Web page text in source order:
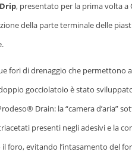
, presentato per la prima volta a
della parte terminale delle
fori di drenaggio che permettono
gocciolatoio è stato
Drain: la “camera d’aria”
presenti negli adesivi e la
evitando l’intasamento del